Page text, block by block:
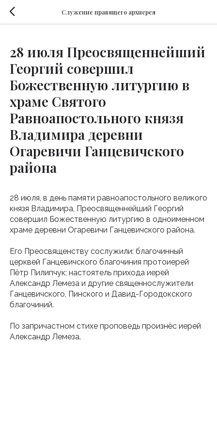
Служение правящего архиерея
28 июля Преосвященнейший
Георгий совершил
Божественную литургию в
храме Святого
Равноапостольного князя
Владимира деревни
Огаревичи Ганцевичского
района
28 июля, в день памяти равноапостольного великого
князя Владимира, Преосвященнейший Георгий
совершил Божественную литургию в одноименном
храме деревни Огаревичи Ганцевичского района.
Его Преосвященству сослужили: благочинный
церквей Ганцевичского благочиния протоиерей
Пётр Пилипчук; настоятель прихода иерей
Александр Лемеза и другие священнослужители
Ганцевичского, Пинского и Давид-Городокского
благочиний.
По запричастном стихе проповедь произнёс иерей
Александр Лемеза.